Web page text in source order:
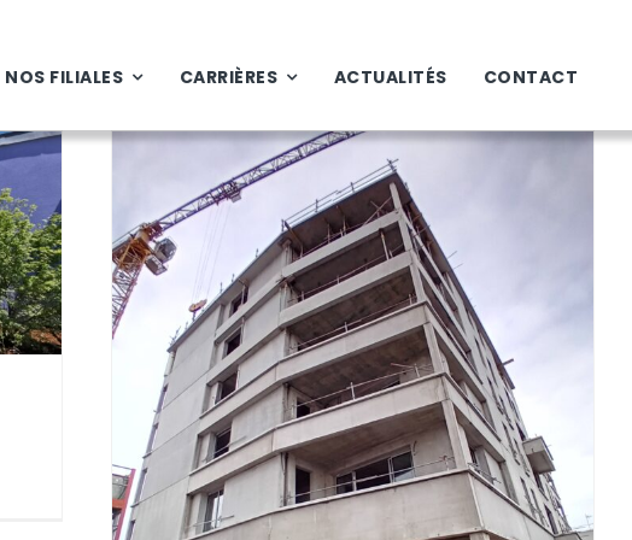
NOS FILIALES CARRIÈRES ACTUALITÉS CONTACT